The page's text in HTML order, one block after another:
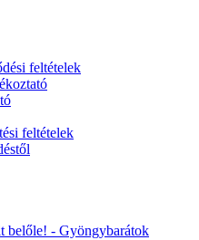
feltételek
feltételek
belőle! - Gyöngybarátok